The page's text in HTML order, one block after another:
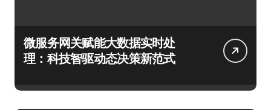
微服务网关赋能大数据实时处
理：科技智驱动态决策新范式